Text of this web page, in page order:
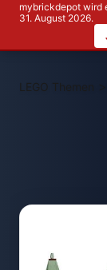
mybrickdepot wird
31. August 2026.
LEGO Themen >